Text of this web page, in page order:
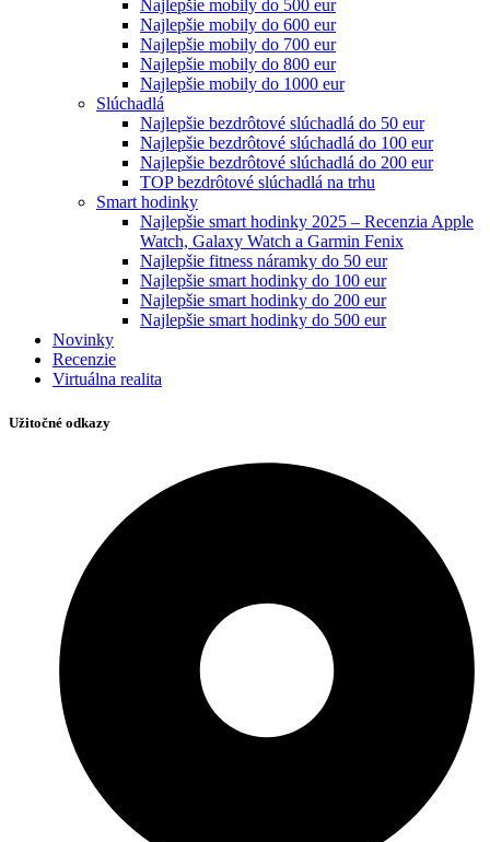
Najlepšie mobily do 500 eur
Najlepšie mobily do 600 eur
Najlepšie mobily do 700 eur
Najlepšie mobily do 800 eur
Najlepšie mobily do 1000 eur
Slúchadlá
Najlepšie bezdrôtové slúchadlá do 50 eur
Najlepšie bezdrôtové slúchadlá do 100 eur
Najlepšie bezdrôtové slúchadlá do 200 eur
TOP bezdrôtové slúchadlá na trhu
Smart hodinky
Najlepšie smart hodinky 2025 – Recenzia Apple
Watch, Galaxy Watch a Garmin Fenix
Najlepšie fitness náramky do 50 eur
Najlepšie smart hodinky do 100 eur
Najlepšie smart hodinky do 200 eur
Najlepšie smart hodinky do 500 eur
Novinky
Recenzie
Virtuálna realita
Užitočné odkazy